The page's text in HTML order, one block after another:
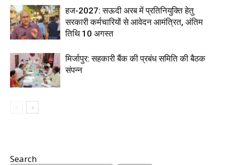
हज-2027: सऊदी अरब में प्रतिनियुक्ति हेतु
सरकारी कर्मचारियों से आवेदन आमंत्रित, अंतिम
तिथि 10 अगस्त
मिर्जापुर: सहकारी बैंक की प्रबंध समिति की बैठक
संपन्न
Search